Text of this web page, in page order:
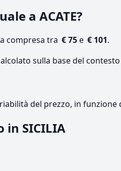
a ACATE?
compresa tra € 75e € 101.
sulla base del contesto
del prezzo, in
in SICILIA